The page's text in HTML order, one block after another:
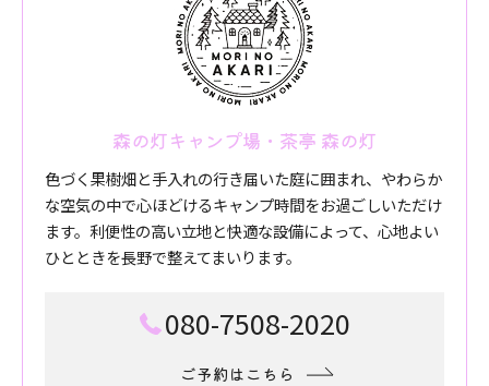
森の灯キャンプ場・茶亭 森の灯
色づく果樹畑と手入れの行き届いた庭に囲まれ、やわらか
な空気の中で心ほどけるキャンプ時間をお過ごしいただけ
ます。利便性の高い立地と快適な設備によって、心地よい
ひとときを長野で整えてまいります。
080-7508-2020
ご予約はこちら